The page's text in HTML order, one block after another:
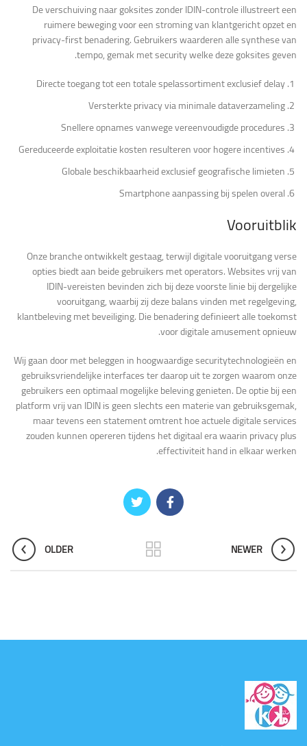
De verschuiving naar goksites zonder IDIN-controle illustreert een
ruimere beweging voor een stroming van klantgericht opzet en
privacy-first benadering. Gebruikers waarderen alle synthese van
tempo, gemak met security welke deze goksites geven.
Directe toegang tot een totale spelassortiment exclusief delay
Versterkte privacy via minimale dataverzameling
Snellere opnames vanwege vereenvoudigde procedures
Gereduceerde exploitatie kosten resulteren voor hogere incentives
Globale beschikbaarheid exclusief geografische limieten
Smartphone aanpassing bij spelen overal
Vooruitblik
Onze branche ontwikkelt gestaag, terwijl digitale vooruitgang verse
opties biedt aan beide gebruikers met operators. Websites vrij van
IDIN-vereisten bevinden zich bij deze voorste linie bij dergelijke
vooruitgang, waarbij zij deze balans vinden met regelgeving,
klantbeleving met beveiliging. Die benadering definieert alle toekomst
voor digitale amusement opnieuw.
Wij gaan door met beleggen in hoogwaardige securitytechnologieën en
gebruiksvriendelijke interfaces ter daarop uit te zorgen waarom onze
gebruikers een optimaal mogelijke beleving genieten. De optie bij een
platform vrij van IDIN is geen slechts een materie van gebruiksgemak,
maar tevens een statement omtrent hoe actuele digitale services
zouden kunnen opereren tijdens het digitaal era waarin privacy plus
effectiviteit hand in elkaar werken.
NEWER
OLDER